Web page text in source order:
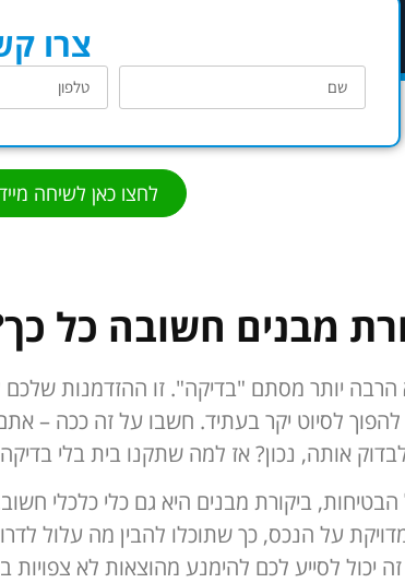
צרו
לחצו כאן לשיחה
מבנים חשובה כל
הרבה יותר מסתם "בדיקה". זו ההזדמנות שלכם
לסיוט יקר בעתיד. חשבו על זה ככה –
אותה, נכון? אז למה שתקנו בית בלי בדיקה
ביקורת מבנים היא גם כלי כלכלי
על הנכס, כך שתוכלו להבין מה עלול
יכול לסייע לכם להימנע מהוצאות לא